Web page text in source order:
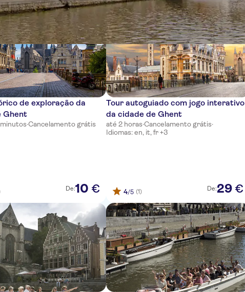
de exploração da
Ghent
·Cancelamento grátis
De:10 €
Tour autoguiado com jogo interativo
da cidade de Ghent
até 2 horas·Cancelamento grátis·
Idiomas: en, it, fr +3
4/5 (1) De:29 €